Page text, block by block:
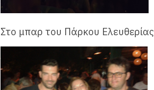
Στο μπαρ του Πάρκου Ελευθερίας